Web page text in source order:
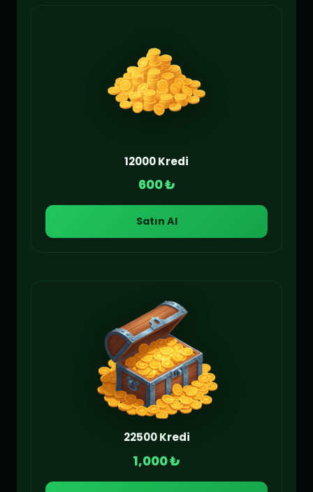
12000 Kredi
600 ₺
Satın Al
22500 Kredi
1,000 ₺